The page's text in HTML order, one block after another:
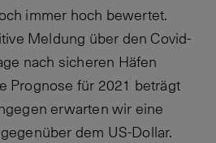
immer hoch bewertet.
Meldung über den Covid-
nach sicheren Häfen
Prognose für 2021 beträgt
erwarten wir eine
dem US-Dollar.